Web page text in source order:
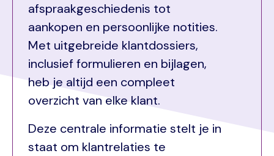
afspraakgeschiedenis tot
aankopen en persoonlijke notities.
Met uitgebreide klantdossiers,
inclusief formulieren en bijlagen,
heb je altijd een compleet
overzicht van elke klant.
Deze centrale informatie stelt je in
staat om klantrelaties te